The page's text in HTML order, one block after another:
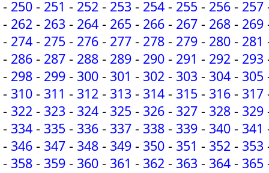
- 250 - 251 - 252 - 253 - 254 - 255 - 256 - 257
- 262 - 263 - 264 - 265 - 266 - 267 - 268 - 269
- 274 - 275 - 276 - 277 - 278 - 279 - 280 - 281
- 286 - 287 - 288 - 289 - 290 - 291 - 292 - 293
- 298 - 299 - 300 - 301 - 302 - 303 - 304 - 305
- 310 - 311 - 312 - 313 - 314 - 315 - 316 - 317
- 322 - 323 - 324 - 325 - 326 - 327 - 328 - 329
- 334 - 335 - 336 - 337 - 338 - 339 - 340 - 341
- 346 - 347 - 348 - 349 - 350 - 351 - 352 - 353
- 358 - 359 - 360 - 361 - 362 - 363 - 364 - 365